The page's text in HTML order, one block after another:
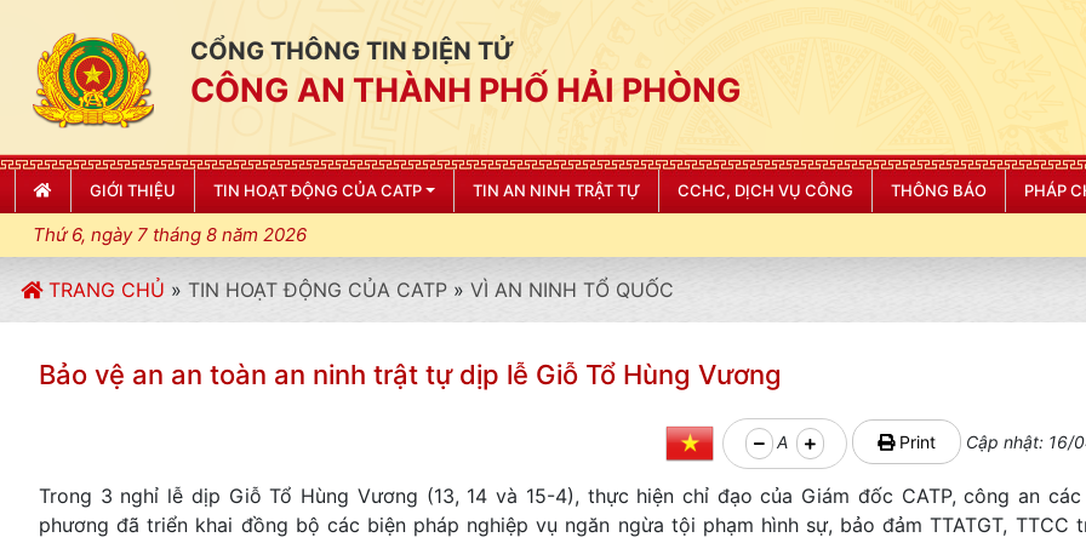
CỔNG THÔNG TIN ĐIỆN TỬ
CÔNG AN THÀNH PHỐ HẢI PHÒNG
GIỚI THIỆU TIN HOẠT ĐỘNG CỦA CATP TIN AN NINH TRẬT TỰ CCHC, DỊCH VỤ CÔNG THÔNG BÁO PHÁP
Thứ 6, ngày 7 tháng 8 năm 2026
TRANG CHỦ » TIN HOẠT ĐỘNG CỦA CATP » VÌ AN NINH TỔ QUỐC
Bảo vệ an an toàn an ninh trật tự dịp lễ Giỗ Tổ Hùng Vương
A Print Cập nhật: 16/
Trong 3 nghỉ lễ dịp Giỗ Tổ Hùng Vương (13, 14 và 15-4), thực hiện chỉ đạo của Giám đốc CATP, công an
phương đã triển khai đồng bộ các biện pháp nghiệp vụ ngăn ngừa tội phạm hình sự, bảo đảm TTATGT, TTCC